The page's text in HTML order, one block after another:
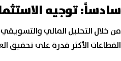
سادساً: توجيه
من خلال التحليل المالي
القطاعات الأكثر قدرة على تحقيق